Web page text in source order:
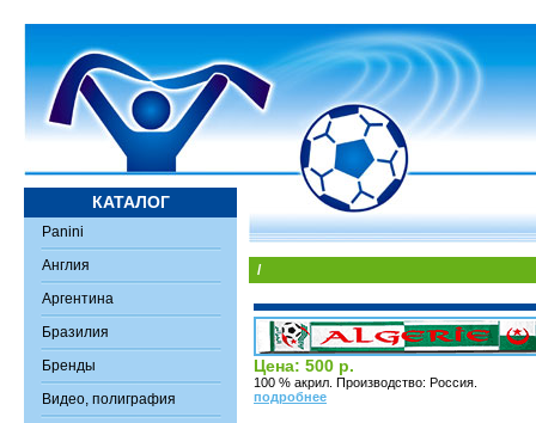
КАТАЛОГ
Panini
Англия
Аргентина
Бразилия
Бренды
Видео, полиграфия
/
Цена: 500 р.
100 % акрил. Производство: Россия.
подробнее